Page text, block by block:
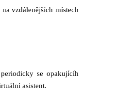
vzdálenějších místech
se opakujícíh
asistent.